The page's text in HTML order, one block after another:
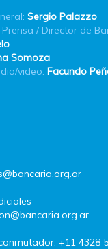
Sergio Palazzo
/ Director de
Somoza
video: Facundo
+11 4328